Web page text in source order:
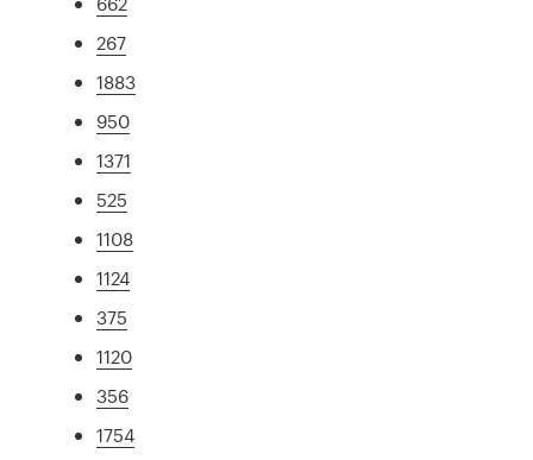
267
1883
950
1371
525
1108
1124
375
1120
356
1754